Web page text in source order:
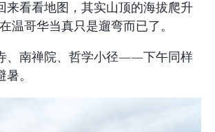
来看看地图，其实山顶的海拔爬升
温哥华当真只是遛弯而已了。
、南禅院、哲学小径——下午同样
。